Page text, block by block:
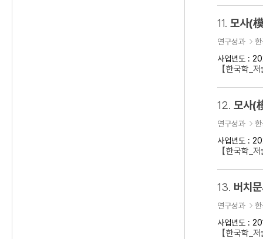
11. 모사(
연구성과
사업년도 :
【한국학_
12. 모사(
연구성과
사업년도 :
【한국학_
13. 버치
연구성과
사업년도 :
【한국학_